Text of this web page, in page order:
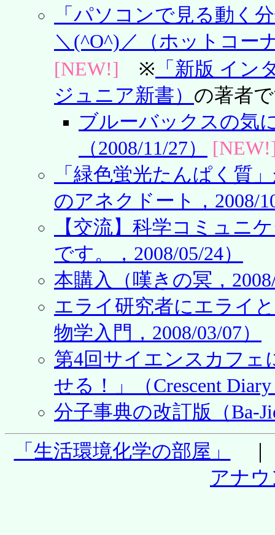
「パソコンで見る動く
＼(^O^)／（ホットコー
[NEW!] ※ 「新版 イン
ジュニア新書） の著者
ブルーバックスの気
（2008/11/27）
「緑色蛍光たんぱく質
のアネクドート，2008/
【交流】科学コミュニ
です。，2008/05/24）
本購入（嘆きの冥，
エライ研究者にエライ
物学入門，2008/03/07）
第4回サイエンスカフェ
せる！」（Crescent
分子事典の改訂版（Ba-
「生活環境化学の部屋」
アナ